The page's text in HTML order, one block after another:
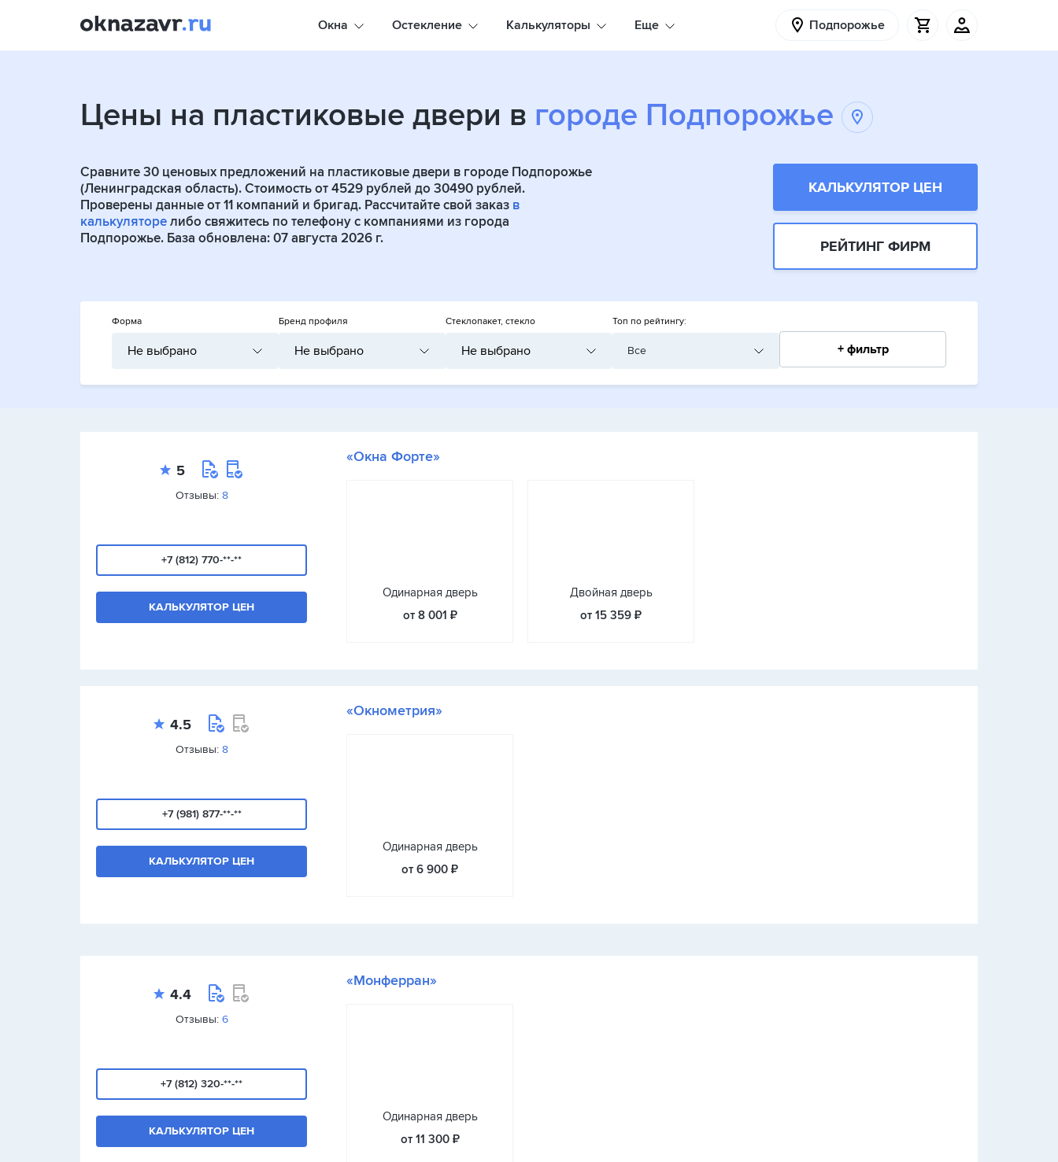
Окна Остекление Калькуляторы Еще Подпорожье
Цены на пластиковые двери в городе Подпорожье
Сравните30 ценовых предложений на пластиковые двери в городе Подпорожье
(Ленинградская область). Стоимость от 4529 рублей до 30490 рублей.
Проверены данные от11 компаний и бригад. Рассчитайте свой заказ в
калькуляторелибо свяжитесь по телефону с компаниями из города
Подпорожье. База обновлена: 07 августа 2026 г.
КАЛЬКУЛЯТОР ЦЕН
РЕЙТИНГ ФИРМ
Форма
Не выбрано
Бренд профиля
Не выбрано
Стеклопакет, стекло
Не выбрано
Топ по рейтингу:
Все + фильтр
5
Отзывы: 8
+7 (812) 770-**-**
КАЛЬКУЛЯТОР ЦЕН
«Окна Форте»
Одинарная дверь
от 8 001 ₽
Двойная дверь
от 15 359 ₽
4.5
Отзывы: 8
+7 (981) 877-**-**
КАЛЬКУЛЯТОР ЦЕН
«Окнометрия»
Одинарная дверь
от 6 900 ₽
4.4
Отзывы: 6
+7 (812) 320-**-**
КАЛЬКУЛЯТОР ЦЕН
«Монферран»
Одинарная дверь
от 11 300 ₽